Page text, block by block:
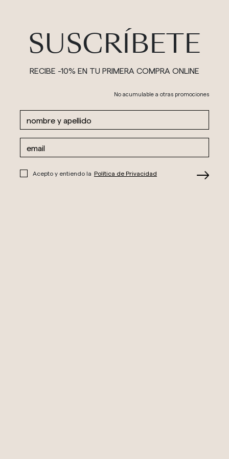
SUSCRÍBETE
RECIBE -10% EN TU PRIMERA COMPRA ONLINE
No acumulable a otras promociones
Acepto y entiendo la Política de Privacidad